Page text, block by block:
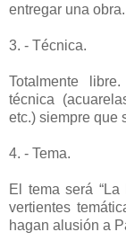
entregar una obra.
3. - Técnica.
Totalmente
técnica
etc.) siempre que
4. - Tema.
El tema será
vertientes
hagan alusión a